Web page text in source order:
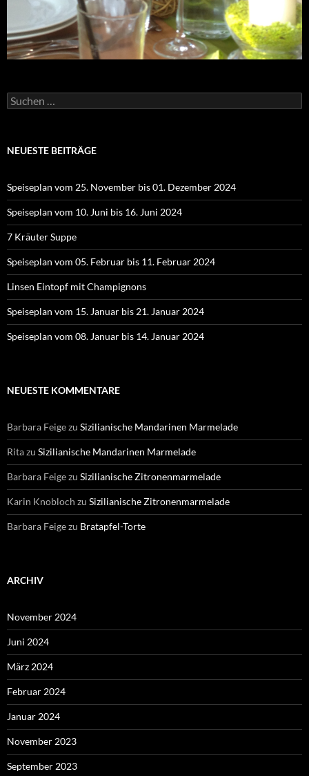
Suchen
nach:
NEUESTE BEITRÄGE
Speiseplan vom 25. November bis 01. Dezember 2024
Speiseplan vom 10. Juni bis 16. Juni 2024
7 Kräuter Suppe
Speiseplan vom 05. Februar bis 11. Februar 2024
Linsen Eintopf mit Champignons
Speiseplan vom 15. Januar bis 21. Januar 2024
Speiseplan vom 08. Januar bis 14. Januar 2024
NEUESTE KOMMENTARE
Barbara Feigezu Sizilianische Mandarinen Marmelade
Ritazu Sizilianische Mandarinen Marmelade
Barbara Feigezu Sizilianische Zitronenmarmelade
Karin Knobloch zu Sizilianische Zitronenmarmelade
Barbara Feigezu Bratapfel-Torte
ARCHIV
November 2024
Juni 2024
März 2024
Februar 2024
Januar 2024
November 2023
September 2023